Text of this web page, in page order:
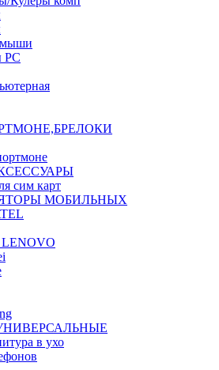
мыши
сим карт
МОБИЛЬНЫХ
в ухо